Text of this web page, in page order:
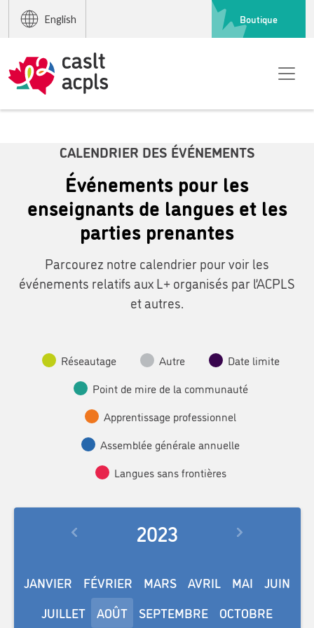
English Boutique
CALENDRIER DES ÉVÉNEMENTS
Événements pour les
enseignants de langues et les
parties prenantes
Parcourez notre calendrier pour voir les
événements relatifs aux L+ organisés par l’ACPLS
et autres.
Réseautage Autre
Date limite
Point de mire de la communauté
Apprentissage professionnel
Assemblée générale annuelle
Langues sans frontières
2023
JANVIER FÉVRIER MARS AVRIL MAI
JUIN
JUILLET
AOÛT SEPTEMBRE
OCTOBRE